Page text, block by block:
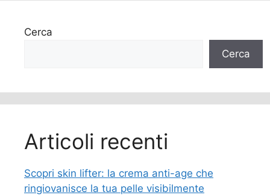
Cerca
Cerca
Articoli recenti
Scopri skin lifter: la crema anti-age che
ringiovanisce la tua pelle visibilmente